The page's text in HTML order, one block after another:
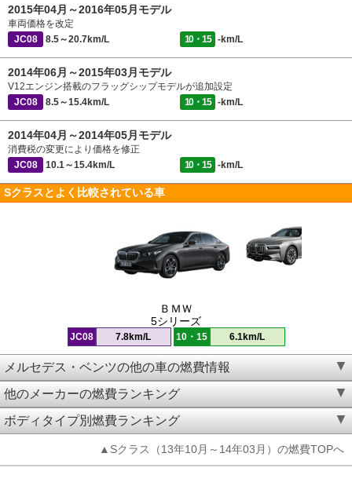
2015年04月～2016年05月モデル
車両価格を改定
JC08
8.5～20.7km/L 10・15 -km/L
2014年06月～2015年03月モデル
V12エンジン搭載のフラッグシップモデルが追加設定
JC08
8.5～15.4km/L 10・15 -km/L
2014年04月～2014年05月モデル
消費税の変更により価格を修正
JC08
10.1～15.4km/L 10・15 -km/L
Sクラスとよく比較されている車
ＢＭＷ
5シリーズ
JC08 7.8km/L 10・15 6.1km/L
メルセデス・ベンツの他の車の燃費情報
他のメーカーの燃費ランキング
ボディタイプ別燃費ランキング
▲Sクラス（13年10月～14年03月）の燃費TOPへ